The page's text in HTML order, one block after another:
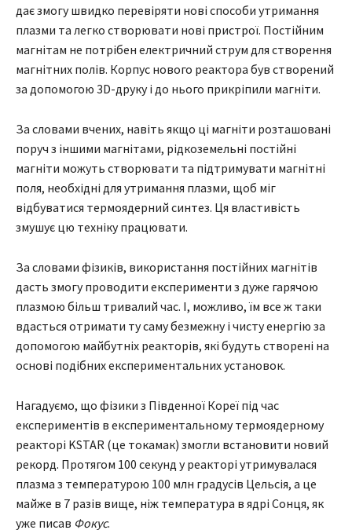
дає змогу швидко перевіряти нові способи утримання
плазми та легко створювати нові пристрої. Постійним
магнітам не потрібен електричний струм для створення
магнітних полів. Корпус нового реактора був створений
за допомогою 3D-друку і до нього прикріпили магніти.
За словами вчених, навіть якщо ці магніти розташовані
поруч з іншими магнітами, рідкоземельні постійні
магніти можуть створювати та підтримувати магнітні
поля, необхідні для утримання плазми, щоб міг
відбуватися термоядерний синтез. Ця властивість
змушує цю техніку працювати.
За словами фізиків, використання постійних магнітів
дасть змогу проводити експерименти з дуже гарячою
плазмою більш тривалий час. І, можливо, їм все ж таки
вдасться отримати ту саму безмежну і чисту енергію за
допомогою майбутніх реакторів, які будуть створені на
основі подібних експериментальних установок.
Нагадуємо, що фізики з Південної Кореї під час
експериментів в експериментальному термоядерному
реакторі KSTAR (це токамак) змогли встановити новий
рекорд. Протягом 100 секунд у реакторі утримувалася
плазма з температурою 100 млн градусів Цельсія, а це
майже в 7 разів вище, ніж температура в ядрі Сонця, як
уже писав Фокус.